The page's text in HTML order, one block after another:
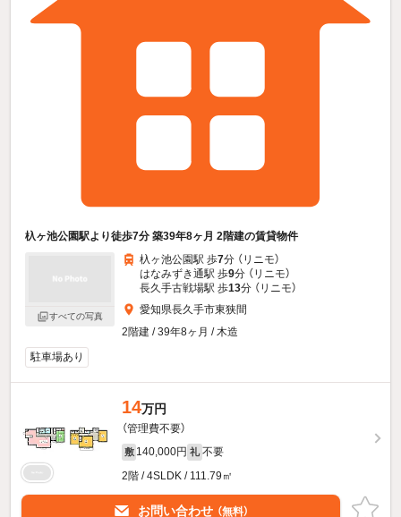
杁ヶ池公園駅より徒歩7分 築39年8ヶ月 2階建の賃貸物件
すべての写真
杁ヶ池公園駅 歩7分 （リニモ）
はなみずき通駅 歩9分 （リニモ）
長久手古戦場駅 歩13分 （リニモ）
愛知県長久手市東狭間
2階建 / 39年8ヶ月 / 木造
駐車場あり
14万円
（管理費不要）
敷 140,000円 礼 不要
2階 / 4SLDK / 111.79㎡
お問い合わせ （無料）